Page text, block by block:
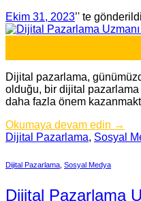
Ekim 31, 2023’' te gönderildi
Dijital pazarlama,
olduğu, bir dijital pazarlama
daha fazla önem
Okumaya devam edin →
Dijital Pazarlama, Sosyal
Dijital Pazarlama Sosyal Medya
Dijital Pazarlama